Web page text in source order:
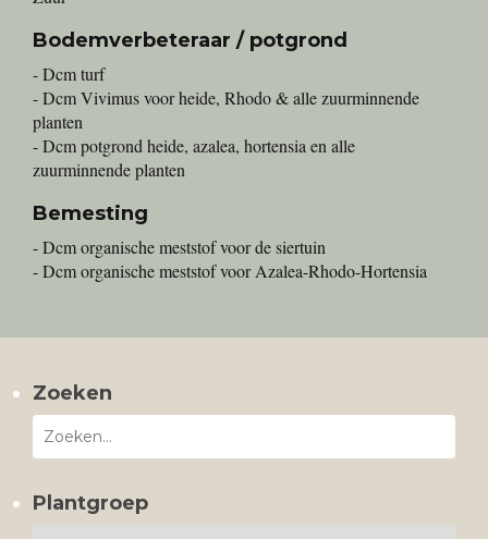
Bodemverbeteraar / potgrond
- Dcm turf
- Dcm Vivimus voor heide, Rhodo & alle zuurminnende
planten
- Dcm potgrond heide, azalea, hortensia en alle
zuurminnende planten
Bemesting
- Dcm organische meststof voor de siertuin
- Dcm organische meststof voor Azalea-Rhodo-Hortensia
Zoeken
Plantgroep